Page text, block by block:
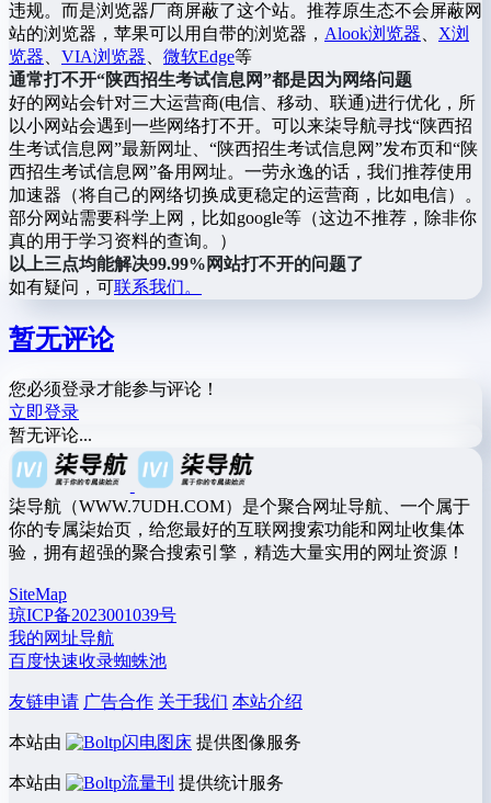
违规。而是浏览器厂商屏蔽了这个站。推荐原生态不会屏蔽网
站的浏览器，苹果可以用自带的浏览器， Alook浏览器
X浏
览器
VIA浏览器 微软Edge等
通常打不开“陕西招生考试信息网”都是因为网络问题
好的网站会针对三大运营商(电信、移动、联通)进行优化，所
以小网站会遇到一些网络打不开。可以来柒导航寻找“陕西招
生考试信息网”最新网址、“陕西招生考试信息网”发布页和“陕
西招生考试信息网”备用网址。一劳永逸的话，我们推荐使用
加速器（将自己的网络切换成更稳定的运营商，比如电信）。
部分网站需要科学上网，比如google等（这边不推荐，除非你
真的用于学习资料的查询。）
以上三点均能解决99.99%网站打不开的问题了
如有疑问，可联系我们。
暂无评论
您必须登录才能参与评论！
立即登录
暂无评论...
柒导航（WWW.7UDH.COM）是个聚合网址导航、一个属于
你的专属柒始页，给您最好的互联网搜索功能和网址收集体
验，拥有超强的聚合搜索引擎，精选大量实用的网址资源！
SiteMap
琼ICP备2023001039号
我的网址导航
百度快速收录蜘蛛池
友链申请 广告合作 关于我们 本站介绍
本站由 闪电图床 提供图像服务
本站由 流量刊 提供统计服务